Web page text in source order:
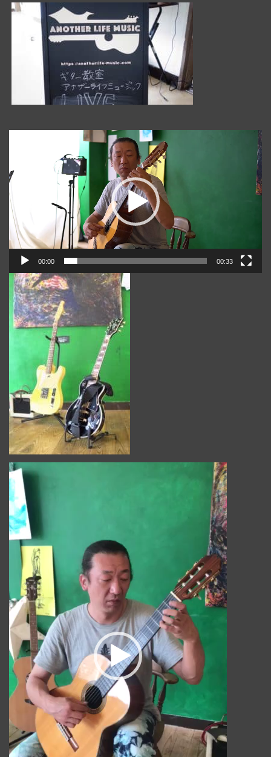
プ
ー
ヤ
ー
00:00 00:33
動
画
プ
レ
ー